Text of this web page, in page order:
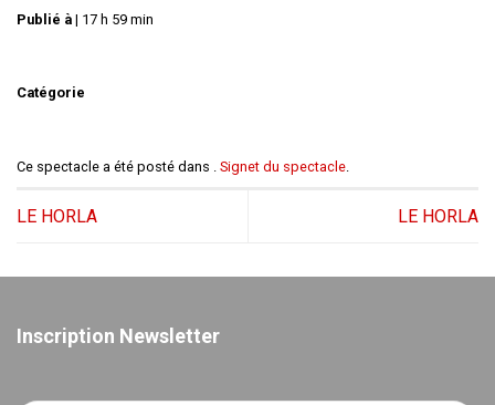
Publié à | 17 h 59 min
Catégorie
Ce spectacle a été posté dans . Signet du spectacle
LE HORLA LE HORLA
Inscription Newsletter